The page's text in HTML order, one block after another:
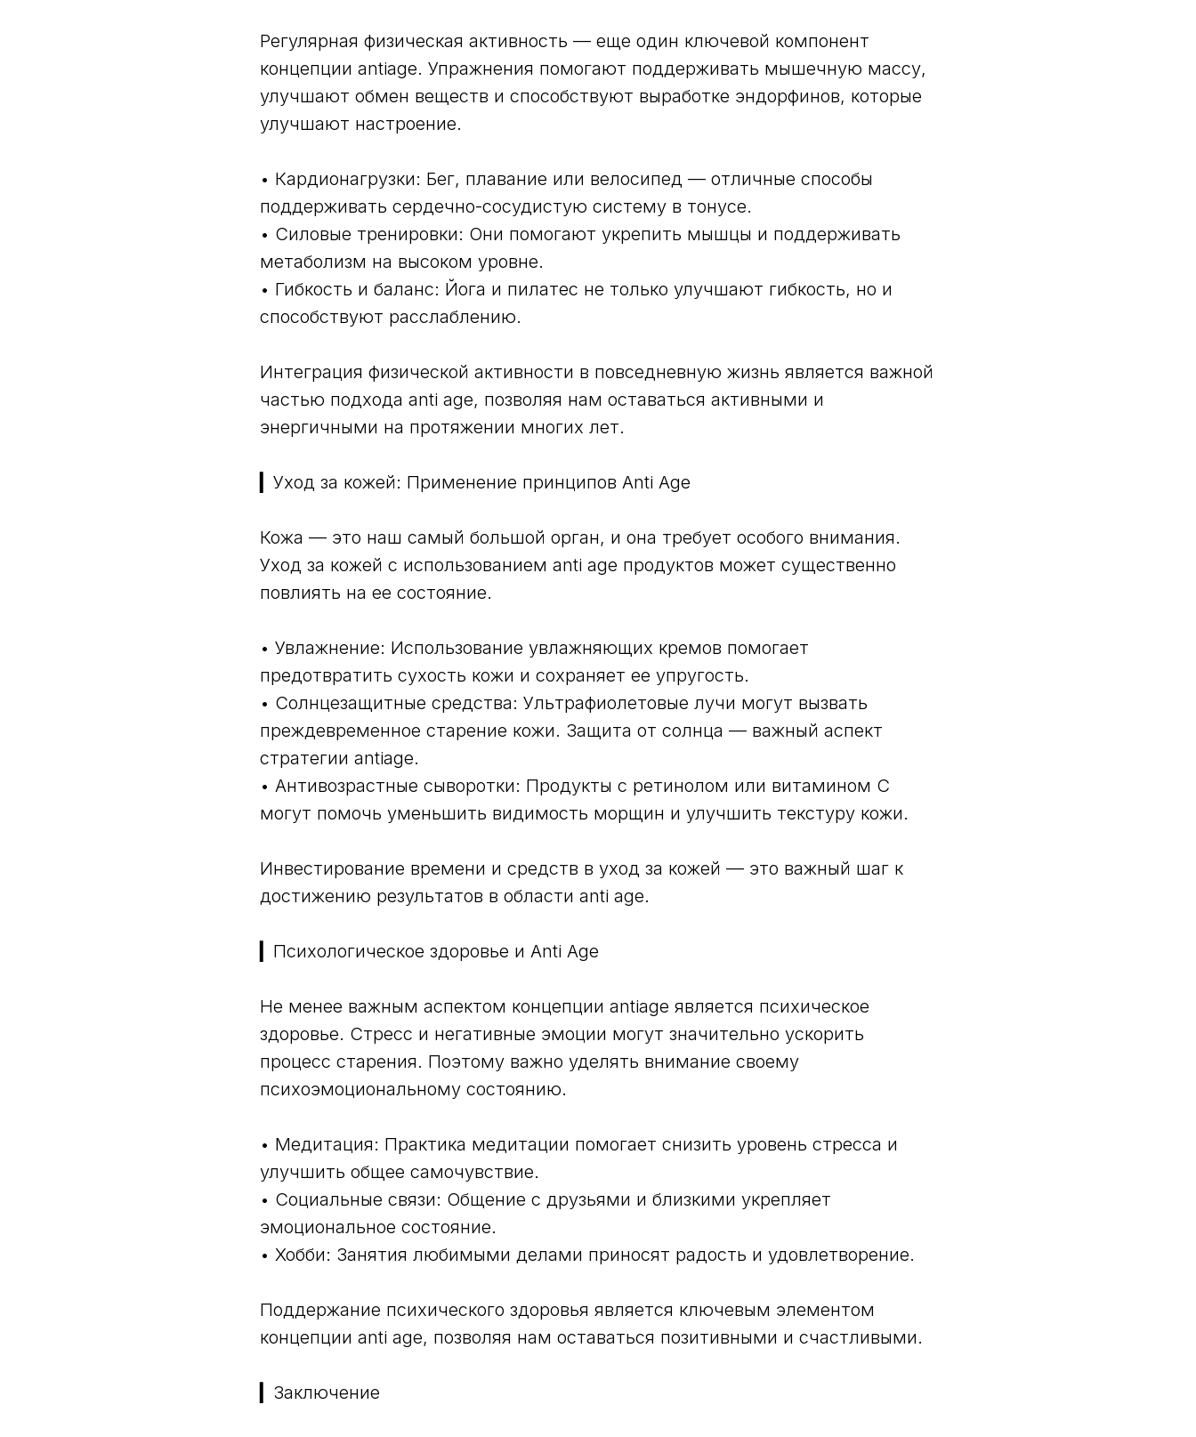
Регулярная физическая активность — еще один ключевой компонент
концепции antiage. Упражнения помогают поддерживать мышечную массу,
улучшают обмен веществ и способствуют выработке эндорфинов, которые
улучшают настроение.
• Кардионагрузки: Бег, плавание или велосипед — отличные способы
поддерживать сердечно-сосудистую систему в тонусе.
• Силовые тренировки: Они помогают укрепить мышцы и поддерживать
метаболизм на высоком уровне.
• Гибкость и баланс: Йога и пилатес не только улучшают гибкость, но и
способствуют расслаблению.
Интеграция физической активности в повседневную жизнь является важной
частью подхода anti age, позволяя нам оставаться активными и
энергичными на протяжении многих лет.
▎Уход за кожей: Применение принципов Anti Age
Кожа — это наш самый большой орган, и она требует особого внимания.
Уход за кожей с использованием anti age продуктов может существенно
повлиять на ее состояние.
• Увлажнение: Использование увлажняющих кремов помогает
предотвратить сухость кожи и сохраняет ее упругость.
• Солнцезащитные средства: Ультрафиолетовые лучи могут вызвать
преждевременное старение кожи. Защита от солнца — важный аспект
стратегии antiage.
• Антивозрастные сыворотки: Продукты с ретинолом или витамином C
могут помочь уменьшить видимость морщин и улучшить текстуру кожи.
Инвестирование времени и средств в уход за кожей — это важный шаг к
достижению результатов в области anti age.
▎Психологическое здоровье и Anti Age
Не менее важным аспектом концепции antiage является психическое
здоровье. Стресс и негативные эмоции могут значительно ускорить
процесс старения. Поэтому важно уделять внимание своему
психоэмоциональному состоянию.
• Медитация: Практика медитации помогает снизить уровень стресса и
улучшить общее самочувствие.
• Социальные связи: Общение с друзьями и близкими укрепляет
эмоциональное состояние.
• Хобби: Занятия любимыми делами приносят радость и удовлетворение.
Поддержание психического здоровья является ключевым элементом
концепции anti age, позволяя нам оставаться позитивными и счастливыми.
▎Заключение